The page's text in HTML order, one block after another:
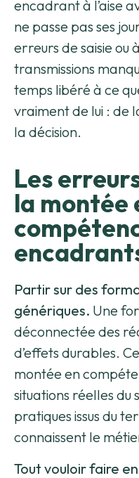
encadrant à l’aise
ne passe pas ses
erreurs de saisie ou
transmissions
temps libéré à ce
vraiment de lui : de
la décision.
Les
la montée
Partir sur des
génériques. Une
déconnectée des
d’effets durables.
montée en
situations réelles du
pratiques issus du
connaissent le
Tout vouloir faire